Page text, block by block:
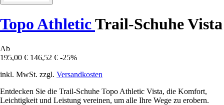
Topo AthleticTrail-Schuhe Vista
Ab
195,00 € 146,52 € -25%
inkl. MwSt. zzgl. Versandkosten
Entdecken Sie die Trail-Schuhe Topo Athletic Vista, die Komfort,
Leichtigkeit und Leistung vereinen, um alle Ihre Wege zu erobern.